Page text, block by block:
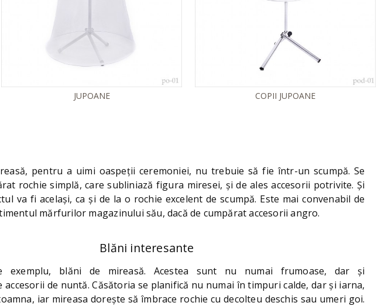
JUPOANE COPII JUPOANE
pentru a uimi oaspeții ceremoniei, nu trebuie să fie într-un scumpă. Se
rochie simplă, care subliniază figura miresei, și de ales accesorii potrivite. Și
va fi același, ca și de la o rochie excelent de scumpă. Este mai convenabil de
mărfurilor magazinului său, dacă de cumpărat accesorii angro.
Blăni interesante
exemplu, blăni de mireasă. Acestea sunt nu numai frumoase, dar și
de nuntă. Căsătoria se planifică nu numai în timpuri calde, dar și iarna,
iar mireasa dorește să îmbrace rochie cu decolteu deschis sau umeri goi.